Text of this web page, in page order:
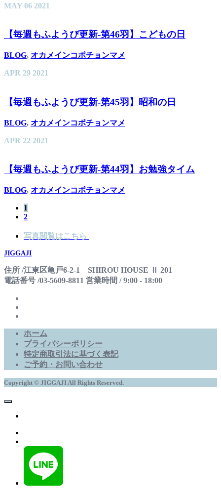
MAY 06 2021
【毎週もふようび更新-第46羽】こどもの日
BLOG, オカメインコポチョンマメ
APR 29 2021
【毎週もふようび更新-第45羽】昭和の日
BLOG, オカメインコポチョンマメ
APR 22 2021
【毎週もふようび更新-第44羽】お勉強タイム
BLOG, オカメインコポチョンマメ
1
2
写真閲覧はこちら
JIGGAJI
住所 /江東区亀戸6-2-1 SHIROU HOUSE Ⅱ 201
電話番号 /03-5609-8811 営業時間 / 9:00 - 18:00
ホーム
プライバシーポリシー
特定商取引法に基づく表記
ご予約・お問い合わせ
Copyright © JIGGAJI All Rights Reserved.